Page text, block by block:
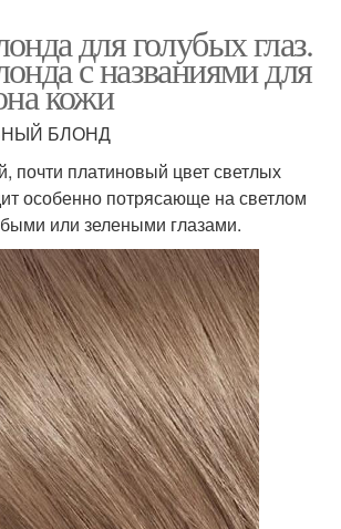
для голубых глаз.
с названиями для
кожи
БЛОНД
почти платиновый цвет светлых
особенно потрясающе на светлом
или зелеными глазами.